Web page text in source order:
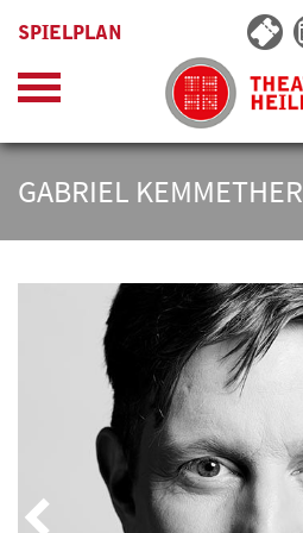
SPIELPLAN
GABRIEL KEMMETHER